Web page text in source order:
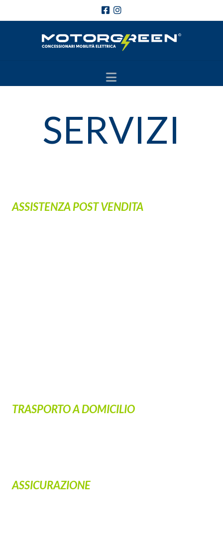
Navigation
SERVIZI
ASSISTENZAPOST VENDITA
TRASPORTO A DOMICILIO
ASSICURAZIONE